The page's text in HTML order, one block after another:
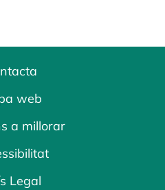
web
a millorar
Legal